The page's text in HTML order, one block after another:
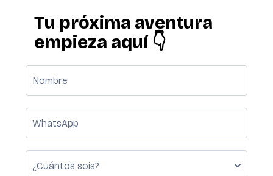
Tu próxima aventura
empieza aquí 👇